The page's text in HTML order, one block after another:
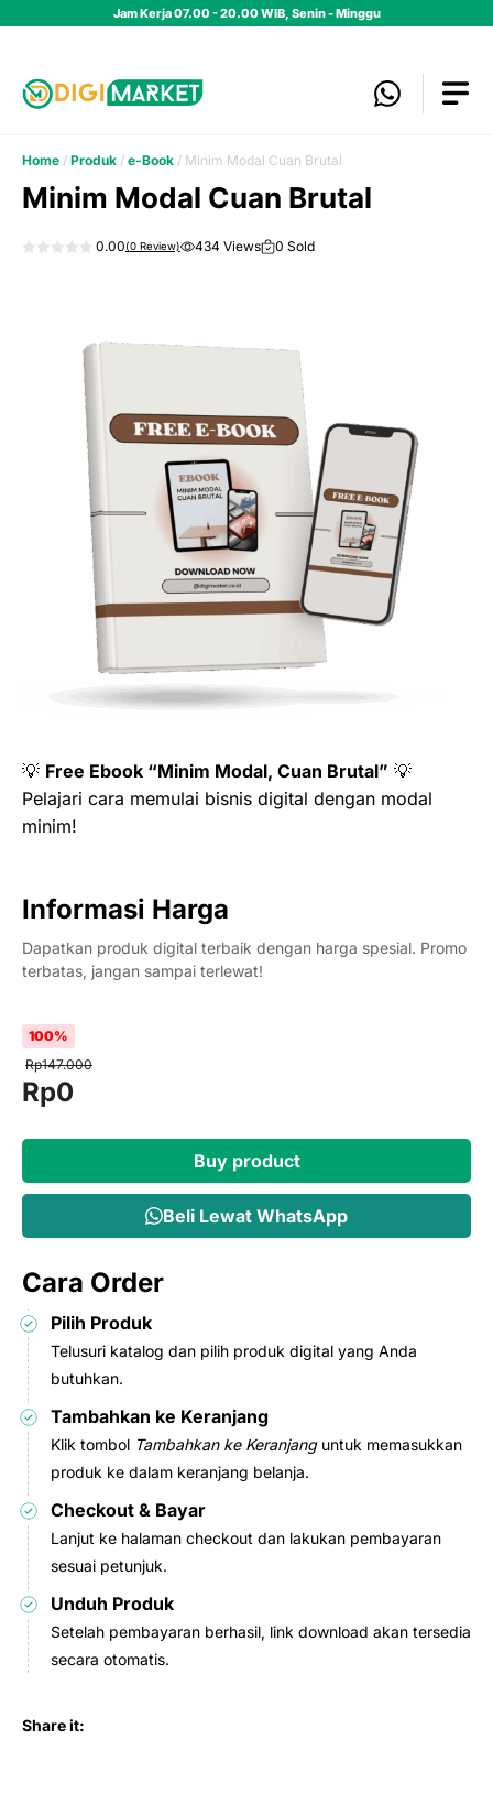
Jam Kerja 07.00 - 20.00 WIB, Senin - Minggu
Home / Produk / e-Book / Minim Modal Cuan Brutal
Minim Modal Cuan Brutal
0.00(0Review) 434 Views 0 Sold
💡 Free Ebook “Minim Modal, Cuan Brutal” 💡
Pelajari cara memulai bisnis digital dengan modal
minim!
Informasi Harga
Dapatkan produk digital terbaik dengan harga spesial. Promo
terbatas, jangan sampai terlewat!
100%
Rp147.000
Original
was:
Rp147.000.
Rp0
is:
Buy product
Beli Lewat WhatsApp
Cara Order
Pilih Produk
Telusuri katalog dan pilih produk digital yang Anda
butuhkan.
Tambahkan ke Keranjang
Klik tombol Tambahkan ke Keranjanguntuk memasukkan
produk ke dalam keranjang belanja.
Checkout & Bayar
Lanjut ke halaman checkout dan lakukan pembayaran
sesuai petunjuk.
Unduh Produk
Setelah pembayaran berhasil, link download akan tersedia
secara otomatis.
Share it: